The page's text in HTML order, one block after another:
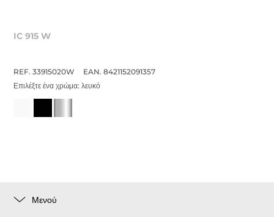
IC 915 W
REF. 33915020W
EAN. 8421152091357
Επιλέξτε ένα χρώμα:λευκό
Μενού